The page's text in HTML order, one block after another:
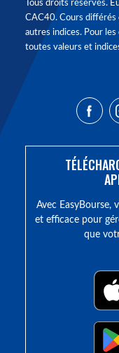
Tous droits réservés.
CAC40. Cours différés
autres indices. Pour
toutes valeurs et
Avec EasyBourse,
et efficace pour
que